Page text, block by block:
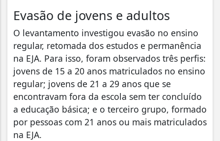
Evasão de jovens e adultos
O levantamento investigou evasão no ensino
regular, retomada dos estudos e permanência
na EJA. Para isso, foram observados três perfis:
jovens de 15 a 20 anos matriculados no ensino
regular; jovens de 21 a 29 anos que se
encontravam fora da escola sem ter concluído
a educação básica; e o terceiro grupo, formado
por pessoas com 21 anos ou mais matriculados
na EJA.